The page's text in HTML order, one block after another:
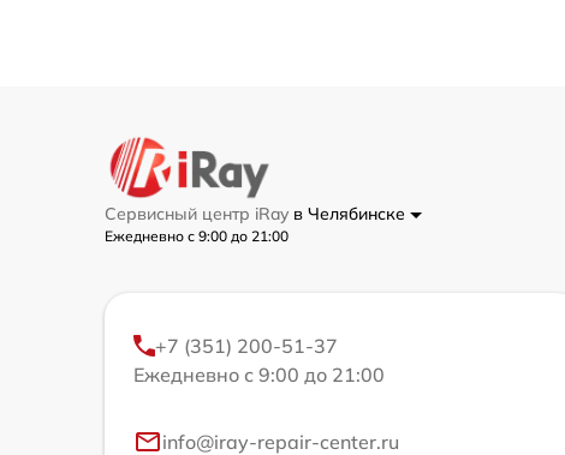
Сервисный центр iRay в Челябинске
Ежедневно с 9:00 до 21:00
+7 (351) 200-51-37
Ежедневно с 9:00 до 21:00
info@iray-repair-center.ru